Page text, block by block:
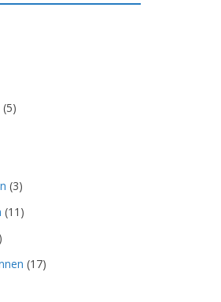
(5)
(3)
(11)
(17)